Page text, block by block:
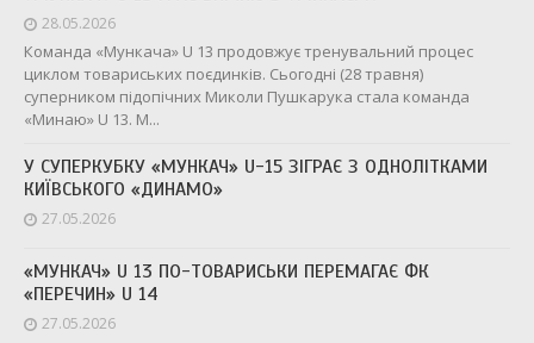
28.05.2026
Команда «Мункача» U 13 продовжує тренувальний процес
циклом товариських поєдинків. Сьогодні (28 травня)
суперником підопічних Миколи Пушкарука стала команда
«Минаю» U 13. М...
У СУПЕРКУБКУ «МУНКАЧ» U-15 ЗІГРАЄ З ОДНОЛІТКАМИ
КИЇВСЬКОГО «ДИНАМО»
27.05.2026
«МУНКАЧ» U 13 ПО-ТОВАРИСЬКИ ПЕРЕМАГАЄ ФК
«ПЕРЕЧИН» U 14
27.05.2026